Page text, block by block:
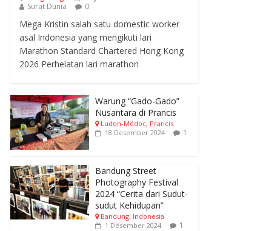
Surat Dunia
0
Mega Kristin salah satu domestic worker
asal Indonesia yang mengikuti lari
Marathon Standard Chartered Hong Kong
2026 Perhelatan lari marathon
Warung “Gado-Gado”
Nusantara di Prancis
Ludon-Médoc, Prancis
18 Desember 2024
1
Bandung Street
Photography Festival
2024 “Cerita dari Sudut-
sudut Kehidupan”
Bandung, Indonesia
1 Desember 2024
1